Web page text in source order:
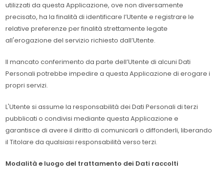
utilizzati da questa Applicazione, ove non diversamente
precisato, ha la finalità di identificare l’Utente e registrare le
relative preferenze per finalità strettamente legate
all'erogazione del servizio richiesto dall’Utente.
Il mancato conferimento da parte dell’Utente di alcuni Dati
Personali potrebbe impedire a questa Applicazione di erogare i
propri servizi.
L'Utente si assume la responsabilità dei Dati Personali di terzi
pubblicati o condivisi mediante questa Applicazione e
garantisce di avere il diritto di comunicarli o diffonderli, liberando
il Titolare da qualsiasi responsabilità verso terzi.
Modalità e luogo del trattamento dei Dati raccolti